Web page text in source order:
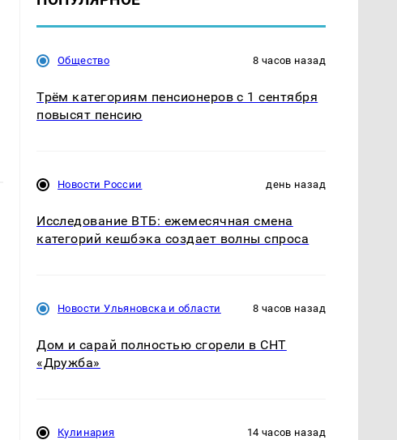
Общество 8 часов назад
Трём категориям пенсионеров с 1 сентября
повысят пенсию
Новости России день назад
Исследование ВТБ: ежемесячная смена
категорий кешбэка создает волны спроса
Новости Ульяновска и области 8 часов назад
Дом и сарай полностью сгорели в СНТ
«Дружба»
Кулинария 14 часов назад